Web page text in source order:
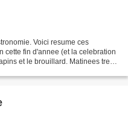
Voici resume ces
cette fin d'annee (et la celebration
et le brouillard. Matinees tres